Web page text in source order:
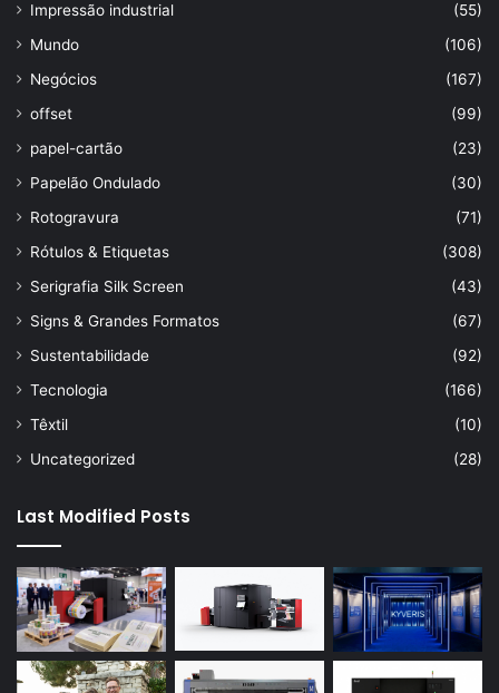
Impressão industrial
(55)
Mundo
(106)
Negócios
(167)
offset
(99)
papel-cartão
(23)
Papelão Ondulado
(30)
Rotogravura
(71)
Rótulos & Etiquetas
(308)
Serigrafia Silk Screen
(43)
Signs & Grandes Formatos
(67)
Sustentabilidade
(92)
Tecnologia
(166)
Têxtil
(10)
Uncategorized
(28)
Last Modified Posts